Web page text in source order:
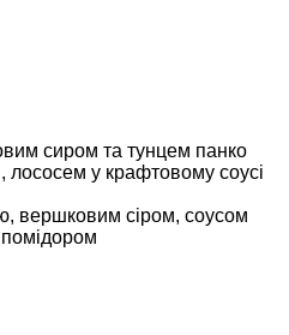
сиром та тунцем панко
лососем у крафтовому соусі
вершковим сіром, соусом
помідором